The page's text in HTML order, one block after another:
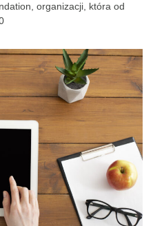
organizacji, która od